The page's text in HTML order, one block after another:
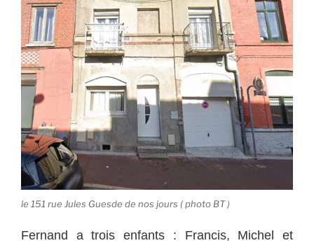
le 151 rue Jules Guesde de nos jours ( photo BT )
Fernand a trois enfants : Francis, Michel et